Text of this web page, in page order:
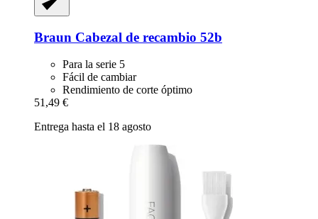
Braun Cabezal de recambio 52b
Para la serie 5
Fácil de cambiar
Rendimiento de corte óptimo
51,49 €
Entrega hasta el 18 agosto